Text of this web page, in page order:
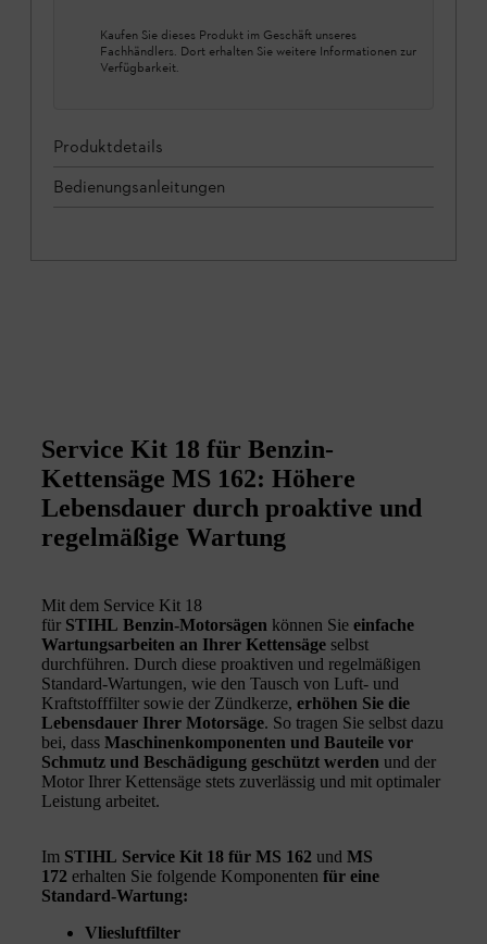
Kaufen Sie dieses Produkt im Geschäft unseres
Fachhändlers. Dort erhalten Sie weitere Informationen zur
Verfügbarkeit.
Produktdetails
Bedienungsanleitungen
Service Kit 18 für Benzin-
Kettensäge MS 162: Höhere
Lebensdauer durch proaktive und
regelmäßige Wartung
Mit dem Service Kit 18
für STIHL Benzin‑Motorsägen können Sie einfache
Wartungsarbeiten an Ihrer Kettensäge selbst
durchführen. Durch diese proaktiven und regelmäßigen
Standard-Wartungen, wie den Tausch von Luft- und
Kraftstofffilter sowie der Zündkerze, erhöhen Sie die
Lebensdauer Ihrer Motorsäge. So tragen Sie selbst dazu
bei, dass Maschinenkomponenten und Bauteile vor
Schmutz und Beschädigung geschützt werden und der
Motor Ihrer Kettensäge stets zuverlässig und mit optimaler
Leistung arbeitet.
Im STIHL Service Kit 18 für MS 162 und MS
172 erhalten Sie folgende Komponenten für eine
Standard-Wartung:
Vliesluftfilter